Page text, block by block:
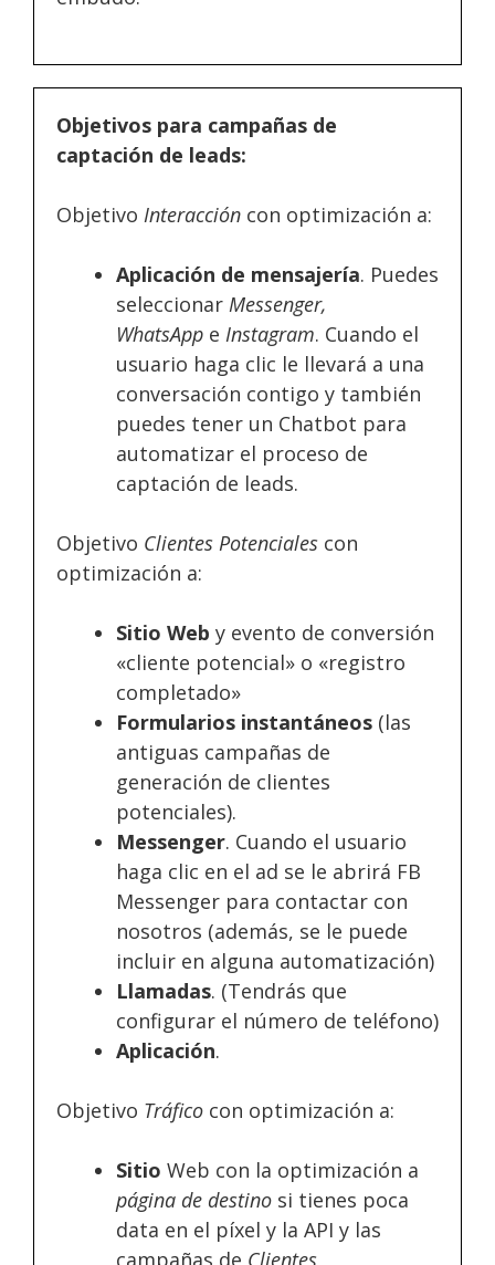
Objetivos para campañas de
captación de leads:
Objetivo Interacción con optimización a:
Aplicación de mensajería. Puedes
seleccionar Messenger,
WhatsApp e Instagram. Cuando el
usuario haga clic le llevará a una
conversación contigo y también
puedes tener un Chatbot para
automatizar el proceso de
captación de leads.
Objetivo Clientes Potenciales con
optimización a:
Sitio Web y evento de conversión
«cliente potencial» o «registro
completado»
Formularios instantáneos (las
antiguas campañas de
generación de clientes
potenciales).
Messenger. Cuando el usuario
haga clic en el ad se le abrirá FB
Messenger para contactar con
nosotros (además, se le puede
incluir en alguna automatización)
Llamadas. (Tendrás que
configurar el número de teléfono)
Aplicación.
Objetivo Tráfico con optimización a:
Sitio Web con la optimización a
página de destino si tienes poca
data en el píxel y la API y las
campañas de Clientes